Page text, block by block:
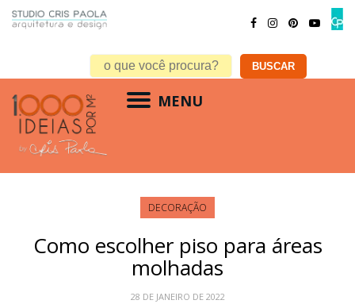
MENU
DECORAÇÃO
Como escolher piso para áreas
molhadas
28 DE JANEIRO DE 2022